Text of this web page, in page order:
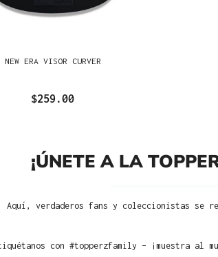
NEW ERA VISOR CURVER
$259.00
¡ÚNETE A LA
Aquí, verdaderos fans y coleccionistas se
con #topperzfamily – ¡muestra al